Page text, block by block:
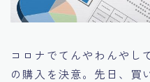
コロナでてんやわんやし
の購入を決意。先日、買